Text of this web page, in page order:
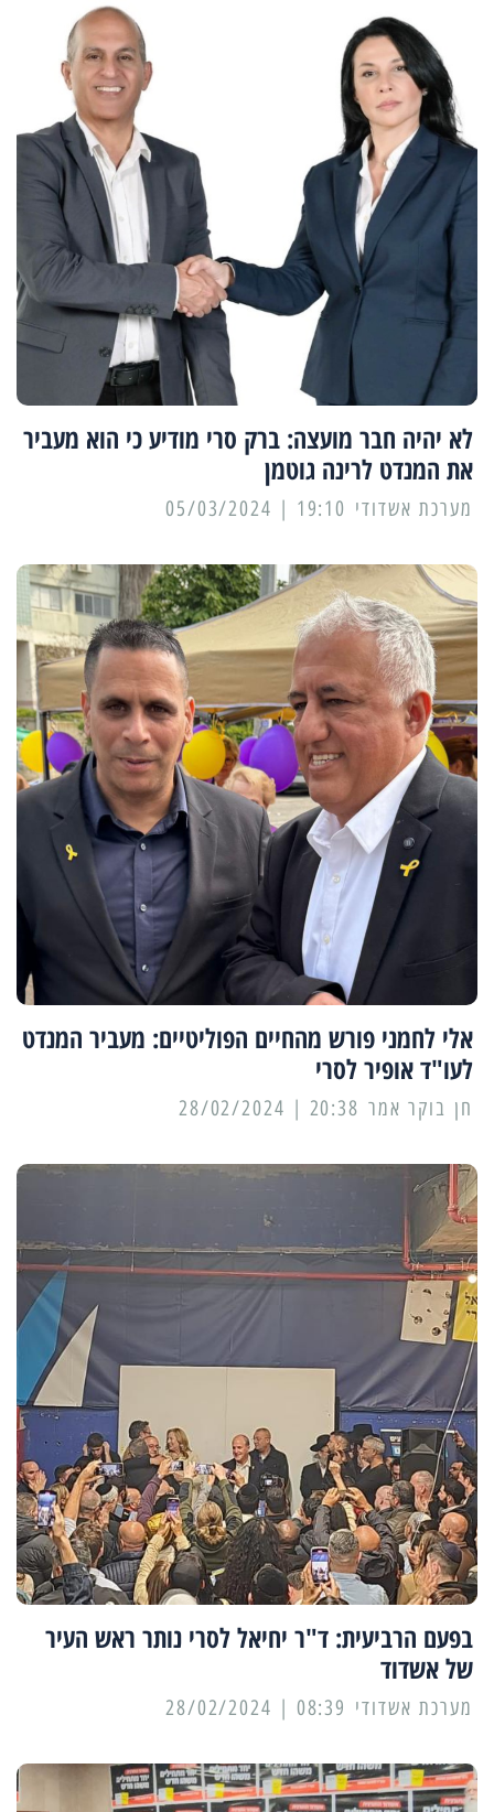
לא יהיה חבר מועצה: ברק סרי מודיע כי הוא מעביר
את המנדט לרינה גוטמן
מערכת אשדודי 19:10 | 05/03/2024
אלי לחמני פורש מהחיים הפוליטיים: מעביר המנדט
לעו"ד אופיר לסרי
20:38 | 28/02/2024
בפעם הרביעית: ד"ר יחיאל לסרי נותר ראש העיר
של אשדוד
מערכת אשדודי 08:39 | 28/02/2024